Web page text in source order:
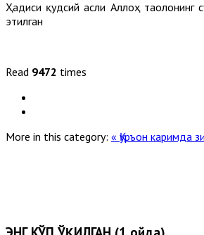
Ҳадиси қудсий асли Аллоҳ таолонинг
этилган
Read 9472 times
More in this category: « Қуръон каримда